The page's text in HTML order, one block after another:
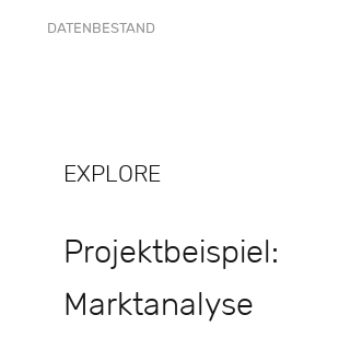
DATENBESTAND
EXPLORE
Projektbeispiel:
Marktanalyse